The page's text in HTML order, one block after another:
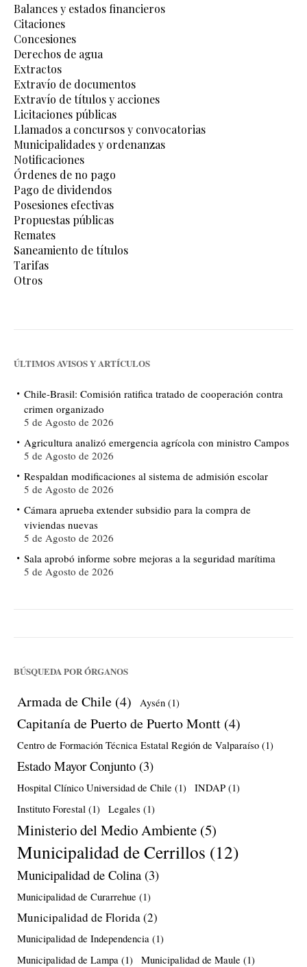
Balances y estados financieros
Citaciones
Concesiones
Derechos de agua
Extractos
Extravío de documentos
Extravío de títulos y acciones
Licitaciones públicas
Llamados a concursos y convocatorias
Municipalidades y ordenanzas
Notificaciones
Órdenes de no pago
Pago de dividendos
Posesiones efectivas
Propuestas públicas
Remates
Saneamiento de títulos
Tarifas
Otros
ÚLTIMOS AVISOS Y ARTÍCULOS
Chile-Brasil: Comisión ratifica tratado de cooperación contra
crimen organizado
5 de Agosto de 2026
Agricultura analizó emergencia agrícola con ministro Campos
5 de Agosto de 2026
Respaldan modificaciones al sistema de admisión escolar
5 de Agosto de 2026
Cámara aprueba extender subsidio para la compra de
viviendas nuevas
5 de Agosto de 2026
Sala aprobó informe sobre mejoras a la seguridad marítima
5 de Agosto de 2026
BÚSQUEDA POR ÓRGANOS
Armada de Chile (4) Aysén (1)
Capitanía de Puerto de Puerto Montt (4)
Centro de Formación Técnica Estatal Región de Valparaíso (1)
Estado Mayor Conjunto (3)
Hospital Clínico Universidad de Chile (1) INDAP (1)
Instituto Forestal (1) Legales (1)
Ministerio del Medio Ambiente (5)
Municipalidad de Cerrillos (12)
Municipalidad de Colina (3)
Municipalidad de Curarrehue (1)
Municipalidad de Florida(2)
Municipalidad de Independencia (1)
Municipalidad de Lampa (1) Municipalidad de Maule (1)